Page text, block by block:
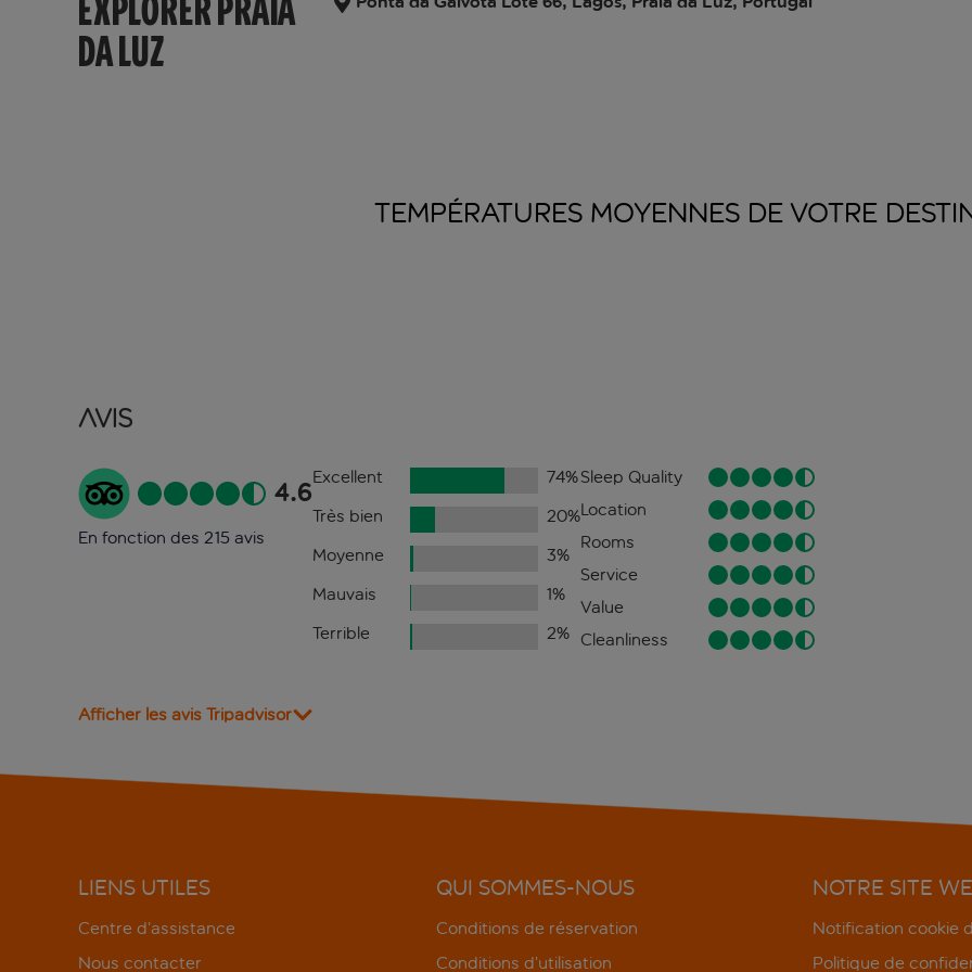
DA LUZ
TEMPÉRATURES MOYENNES DE VOTRE
Avis
4.6
En fonction des 215 avis
Excellent 74%
Très bien
20%
Moyenne
3%
Mauvais
1%
Terrible
2%
Sleep Quality
Location
Rooms
Service
Value
Cleanliness
Afficher les avis Tripadvisor
LIENS UTILES
Centre d’assistance
Nous contacter
QUI SOMMES-NOUS
Conditions de réservation
Conditions d’utilisation
NOTRE SITE
Notification cookie
Politique de